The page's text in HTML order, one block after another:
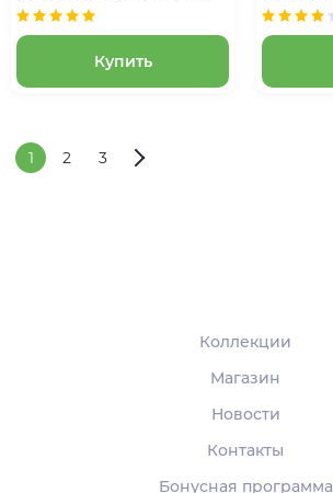
Купить
1 2 3
Коллекции
Магазин
Новости
Контакты
Бонусная программа